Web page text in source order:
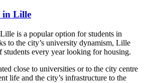
in Lille
is a popular option for students in
to the city’s university dynamism, Lille
students every year looking for housing.
close to universities or to the city centre
life and the city’s infrastructure to the